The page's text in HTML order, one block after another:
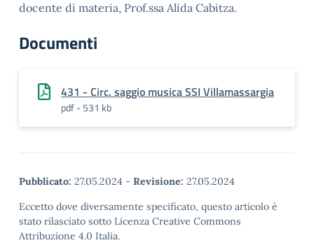
docente di materia, Prof.ssa Alida Cabitza.
Documenti
431 - Circ. saggio musica SSI Villamassargia
pdf - 531 kb
Pubblicato: 27.05.2024 - Revisione: 27.05.2024
Eccetto dove diversamente specificato, questo articolo è
stato rilasciato sotto Licenza Creative Commons
Attribuzione 4.0 Italia.